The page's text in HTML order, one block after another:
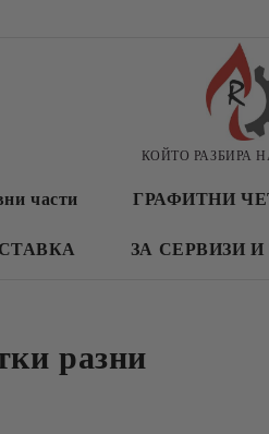
КОЙТО РАЗБИРА
части ГРАФИТНИ
ЗА СЕРВИЗИ
разни